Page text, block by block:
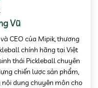
Vũ
CEO của Mipik, thương
chính hãng tại Việt
thái Pickleball chuyên
chiến lược sản phẩm,
dung chuyên môn cho